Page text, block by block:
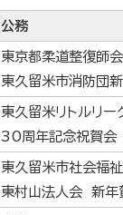
公務
東京都柔道整復師
東久留米市消防団
東久留米リトルリ
30周年記念祝賀会
東久留米市社会福
東村山法人会 新年